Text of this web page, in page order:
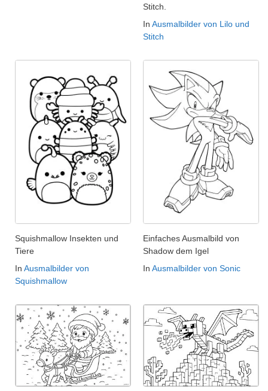
Stitch.
In Ausmalbilder von Lilo und
Stitch
Squishmallow Insekten und
Tiere
In Ausmalbilder von
Squishmallow
Einfaches Ausmalbild von
Shadow dem Igel
In Ausmalbilder von Sonic